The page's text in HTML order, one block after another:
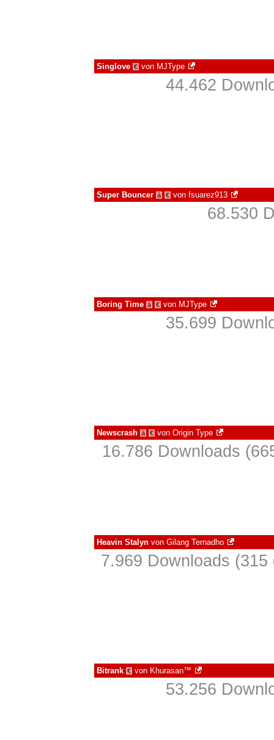
Singlove € von MJType
44.462
Super Bouncer à € von fsuarez913
68.530
Boring Time à € von MJType
35.699
Newscrash à € von Origin Type
16.786 Downloads
Heavin Stalyn von Gilang Ternadho
7.969 Downloads (315
Bitrank € von Khurasan™
53.256